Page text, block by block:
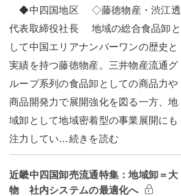
◆中四国地区 ◇藤徳物産・渋江透
代表取締役社長 地域の総合食品卸と
して中国エリアナンバーワンの歴史と
実績を持つ藤徳物産。三井物産流通グ
ループ系列の食品卸としての商品力や
商品開発力で展開強化を図る一方、地
域卸として地域密着型の事業展開にも
注力してい…続きを読む
近畿中四国卸売流通特集：地域卸＝大
物 社内システムの最適化へ